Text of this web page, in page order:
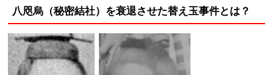
八咫烏（秘密結社）を衰退させた替え玉事件とは？